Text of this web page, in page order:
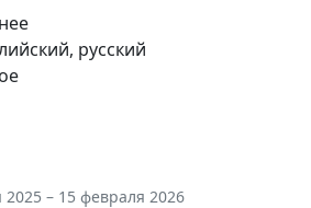
русский
– 15 февраля 2026